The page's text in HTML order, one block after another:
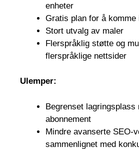
enheter
Gratis plan for å komme
Stort utvalg av maler
Flerspråklig støtte og
flerspråklige nettsider
Ulemper:
Begrenset lagringsplass
abonnement
Mindre avanserte SEO-
sammenlignet med